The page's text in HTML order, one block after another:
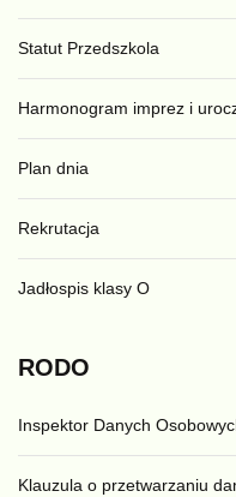
Statut Przedszkola
Harmonogram imprez i
Plan dnia
Rekrutacja
Jadłospis klasy O
RODO
Inspektor Danych
Klauzula o przetwarzaniu